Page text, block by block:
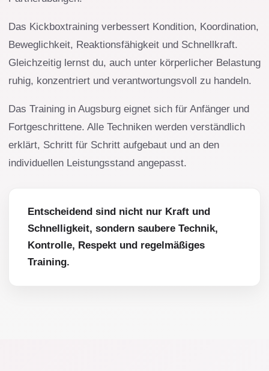
Das Kickboxtraining verbessert Kondition, Koordination,
Beweglichkeit, Reaktionsfähigkeit und Schnellkraft.
Gleichzeitig lernst du, auch unter körperlicher Belastung
ruhig, konzentriert und verantwortungsvoll zu handeln.
Das Training in Augsburg eignet sich für Anfänger und
Fortgeschrittene. Alle Techniken werden verständlich
erklärt, Schritt für Schritt aufgebaut und an den
individuellen Leistungsstand angepasst.
Entscheidend sind nicht nur Kraft und
Schnelligkeit, sondern saubere Technik,
Kontrolle, Respekt und regelmäßiges
Training.